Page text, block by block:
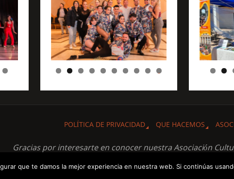
0
POLÍTICA DE PRIVACIDAD QUE HACEMOS
Gracias por interesarte en conocer nuestra Asociación
FUNCIONA CONPARABOLA&
que te damos la mejor experiencia en nuestra web. Si continúas